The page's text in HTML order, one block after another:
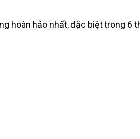
hoàn hảo nhất, đặc biệt trong 6